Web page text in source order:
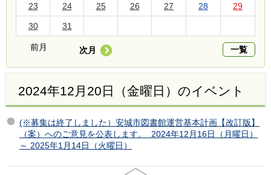
23 24 25 26 27 28 29
30 31
前月 一覧
次月
2024年12月20日（金曜日）のイベント
(※募集は終了しました）安城市図書館運営基本計画【改訂版】
（案）へのご意見を公表します。 2024年12月16日（月曜日）
～ 2025年1月14日（火曜日）